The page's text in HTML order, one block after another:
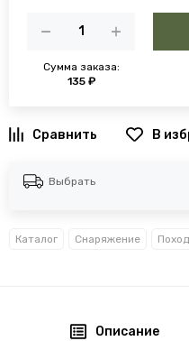
Сумма заказа:
135 ₽
В
Выбрать
Каталог Снаряжение
Описание